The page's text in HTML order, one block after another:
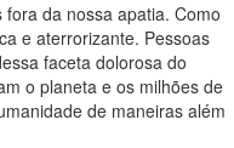
da nossa apatia. Como
e aterrorizante. Pessoas
faceta dolorosa do
o planeta e os milhões de
de maneiras além